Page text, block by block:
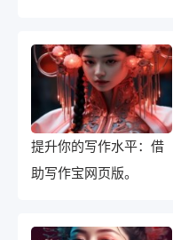
提升你的写作水平：借
助写作宝网页版。